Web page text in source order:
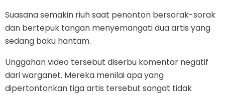
Suasana semakin riuh saat penonton bersorak-sorak
dan bertepuk tangan menyemangati dua artis yang
sedang baku hantam.
Unggahan video tersebut diserbu komentar negatif
dari warganet. Mereka menilai apa yang
dipertontonkan tiga artis tersebut sangat tidak